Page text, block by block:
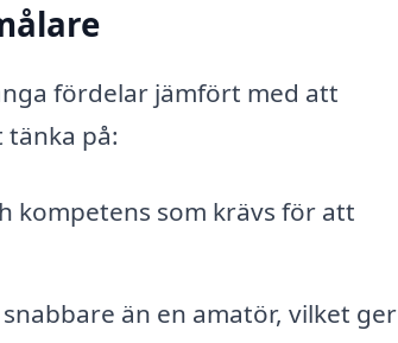
fördelar jämfört med att
på:
kompetens som krävs för att
än en amatör, vilket ger